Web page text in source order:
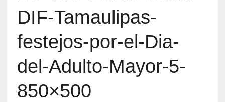
DIF-Tamaulipas-
festejos-por-el-Dia-
del-Adulto-Mayor-5-
850×500